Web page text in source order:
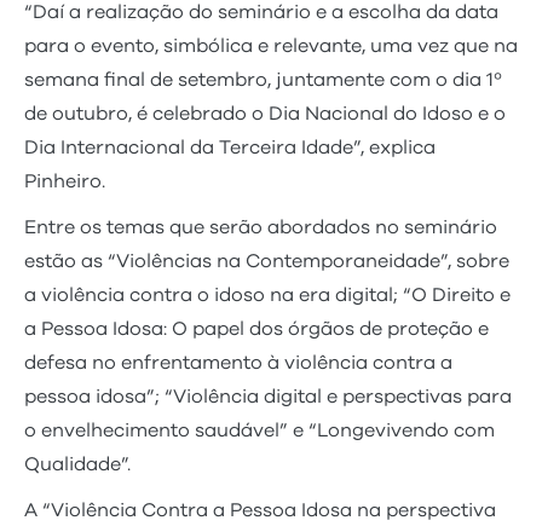
“Daí a realização do seminário e a escolha da data
para o evento, simbólica e relevante, uma vez que na
semana final de setembro, juntamente com o dia 1º
de outubro, é celebrado o Dia Nacional do Idoso e o
Dia Internacional da Terceira Idade”, explica
Pinheiro.
Entre os temas que serão abordados no seminário
estão as “Violências na Contemporaneidade”, sobre
a violência contra o idoso na era digital; “O Direito e
a Pessoa Idosa: O papel dos órgãos de proteção e
defesa no enfrentamento à violência contra a
pessoa idosa”; “Violência digital e perspectivas para
o envelhecimento saudável” e “Longevivendo com
Qualidade”.
A “Violência Contra a Pessoa Idosa na perspectiva